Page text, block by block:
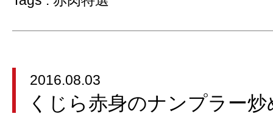
2016.08.03
くじら赤身のナンプラー炒